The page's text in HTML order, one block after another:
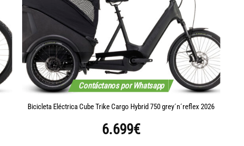
Contáctanos por Whatsapp
Bicicleta Eléctrica Cube Trike Cargo Hybrid 750 grey´n´reflex 2026
6.699€